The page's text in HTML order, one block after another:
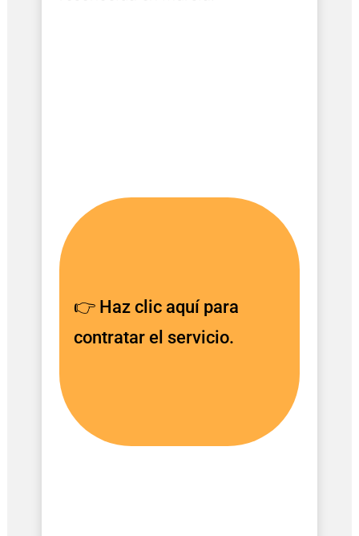
👉 Haz clic aquí para
contratar el servicio.